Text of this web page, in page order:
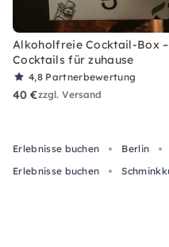
Alkoholfreie Cocktail-Box
Cocktails für zuhause
4,8 Partnerbewertung
40 €zzgl. Versand
Erlebnisse buchen Berlin
Erlebnisse buchen